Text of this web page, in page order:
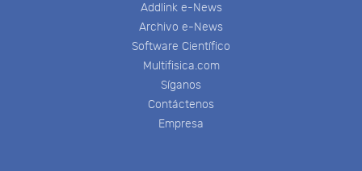
Addlink e-News
Archivo e-News
Software Científico
Multifisica.com
Síganos
Contáctenos
Empresa